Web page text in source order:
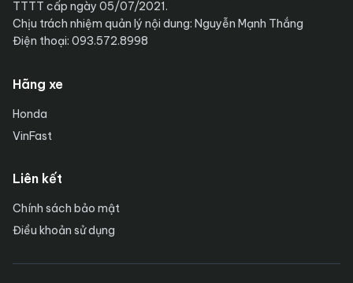
TTTT cấp ngày 05/07/2021.
Chịu trách nhiệm quản lý nội dung: Nguyễn Mạnh Thắng
Điện thoại: 093.572.8998
Hãng xe
Honda
VinFast
Liên kết
Chính sách bảo mật
Điều khoản sử dụng